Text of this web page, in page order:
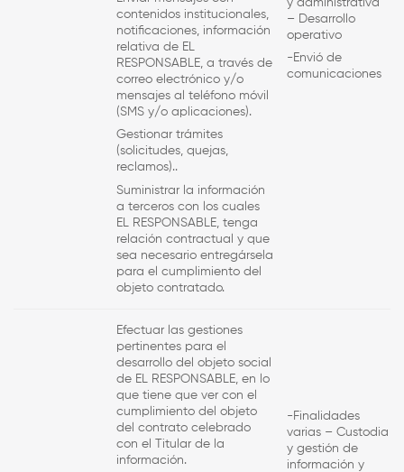
contenidos institucionales,
notificaciones, información
relativa de EL
RESPONSABLE, a través de
correo electrónico y/o
mensajes al teléfono móvil
(SMS y/o aplicaciones).
Gestionar trámites
(solicitudes, quejas,
reclamos)..
Suministrar la información
a terceros con los cuales
EL RESPONSABLE , tenga
relación contractual y que
sea necesario entregársela
para el cumplimiento del
objeto contratado.
y administrativa
– Desarrollo
operativo
-Envió de
comunicaciones
Efectuar las gestiones
pertinentes para el
desarrollo del objeto social
de EL RESPONSABLE , en lo
que tiene que ver con el
cumplimiento del objeto
del contrato celebrado
con el Titular de la
información.
-Finalidades
varias – Custodia
y gestión de
información y